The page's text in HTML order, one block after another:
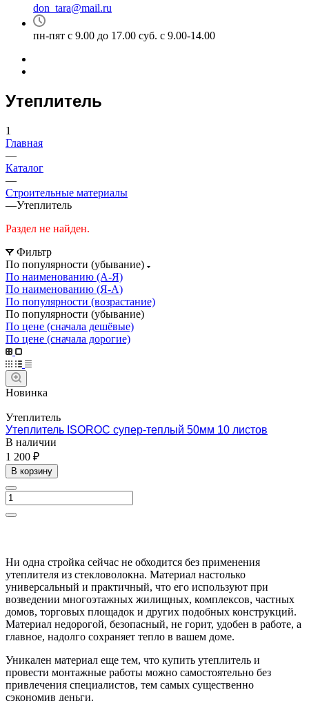
don_tara@mail.ru
пн-пят с 9.00 до 17.00 суб. с 9.00-14.00
Утеплитель
1
Главная
—
Каталог
—
Строительные материалы
—Утеплитель
Раздел не найден.
Фильтр
По популярности (убывание)
По наименованию (А-Я)
По наименованию (Я-А)
По популярности (возрастание)
По популярности (убывание)
По цене (сначала дешёвые)
По цене (сначала дорогие)
Новинка
Утеплитель
Утеплитель ISOROC супер-теплый 50мм 10 листов
В наличии
1 200 ₽
В корзину
Ни одна стройка сейчас не обходится без применения
утеплителя из стекловолокна. Материал настолько
универсальный и практичный, что его используют при
возведении многоэтажных жилищных, комплексов, частных
домов, торговых площадок и других подобных конструкций.
Материал недорогой, безопасный, не горит, удобен в работе, а
главное, надолго сохраняет тепло в вашем доме.
Уникален материал еще тем, что купить утеплитель и
провести монтажные работы можно самостоятельно без
привлечения специалистов, тем самых существенно
сэкономив деньги.